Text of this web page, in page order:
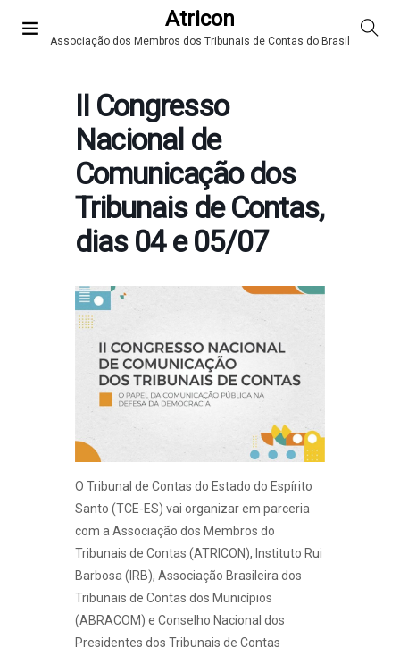
Atricon
Associação dos Membros dos Tribunais de Contas do Brasil
II Congresso
Nacional de
Comunicação dos
Tribunais de Contas,
dias 04 e 05/07
O Tribunal de Contas do Estado do Espírito
Santo (TCE-ES) vai organizar em parceria
com a Associação dos Membros do
Tribunais de Contas (ATRICON), Instituto Rui
Barbosa (IRB), Associação Brasileira dos
Tribunais de Contas dos Municípios
(ABRACOM) e Conselho Nacional dos
Presidentes dos Tribunais de Contas